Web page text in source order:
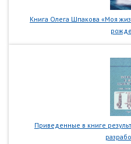
Книга Олега Шпакова «Моя
Приведенные в книге